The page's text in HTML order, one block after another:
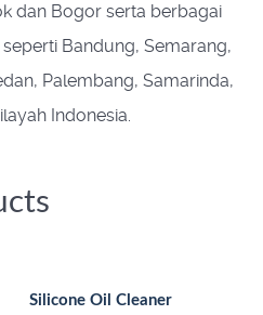
dan Bogor serta berbagai
Bandung, Semarang,
Palembang, Samarinda,
Indonesia.
Silicone Oil Cleaner